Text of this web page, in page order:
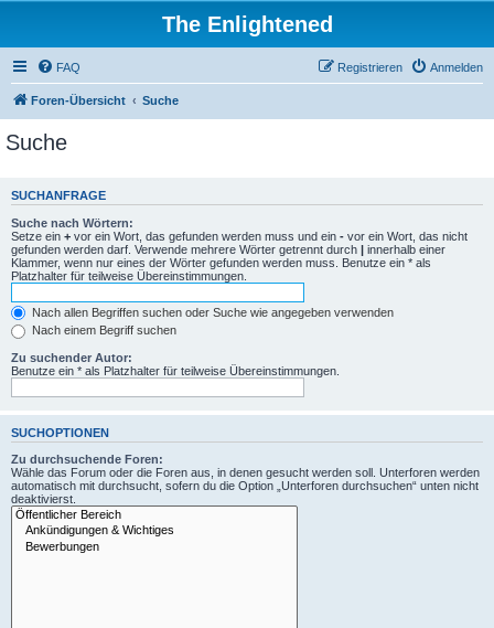
The Enlightened
FAQ Anmelden
Registrieren
Foren-Übersicht Suche
Suche
SUCHANFRAGE
Suche nach Wörtern:
Setze ein + vor ein Wort, das gefunden werden muss und ein - vor ein Wort, das nicht
gefunden werden darf. Verwende mehrere Wörter getrennt durch | innerhalb einer
Klammer, wenn nur eines der Wörter gefunden werden muss. Benutze ein * als
Platzhalter für teilweise Übereinstimmungen.
Nach allen Begriffen suchen oder Suche wie angegeben verwenden
Nach einem Begriff suchen
Zu suchender Autor:
Benutze ein * als Platzhalter für teilweise Übereinstimmungen.
SUCHOPTIONEN
Zu durchsuchende Foren:
Wähle das Forum oder die Foren aus, in denen gesucht werden soll. Unterforen werden
automatisch mit durchsucht, sofern du die Option „Unterforen durchsuchen“ unten nicht
deaktivierst.